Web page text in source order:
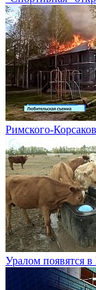
Римского-
Уралом появятся